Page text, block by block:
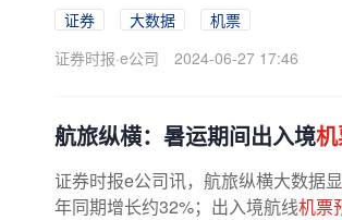
证券 大数据
机票
证券时报·e公司
2024-06-27 17:46
航旅纵横：暑运期间出入境
证券时报e公司讯，航旅纵横大数据
年同期增长约32%；出入境航线机票